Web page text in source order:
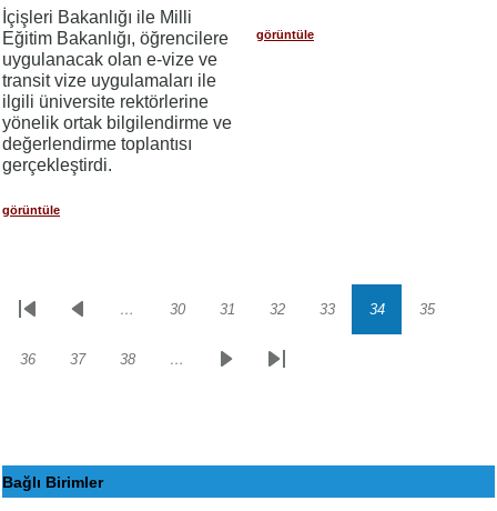
İçişleri Bakanlığı ile Milli
Eğitim Bakanlığı, öğrencilere
uygulanacak olan e-vize ve
transit vize uygulamaları ile
ilgili üniversite rektörlerine
yönelik ortak bilgilendirme ve
değerlendirme toplantısı
gerçekleştirdi.
görüntüle
görüntüle
Sayfalama
İlk
Önceki… Sayfa
30 Sayfa
31 Sayfa
32 Sayfa
33 Sayfa
34 Sayfa
35
Sayfa
36 Sayfa
37 Sayfa
38 …
SonrakiSon
Bağlı Birimler